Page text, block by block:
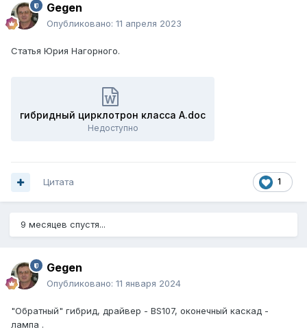
Gegen
Опубликовано: 11 апреля 2023
Статья Юрия Нагорного.
гибридный цирклотрон класса А.doc
Недоступно
1
Цитата
9 месяцев спустя...
Gegen
Опубликовано: 11 января 2024
"Обратный" гибрид, драйвер - BS107, оконечный каскад -
лампа .